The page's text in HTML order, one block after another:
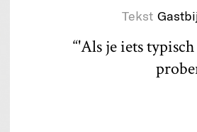
Tekst
“'Als je iets